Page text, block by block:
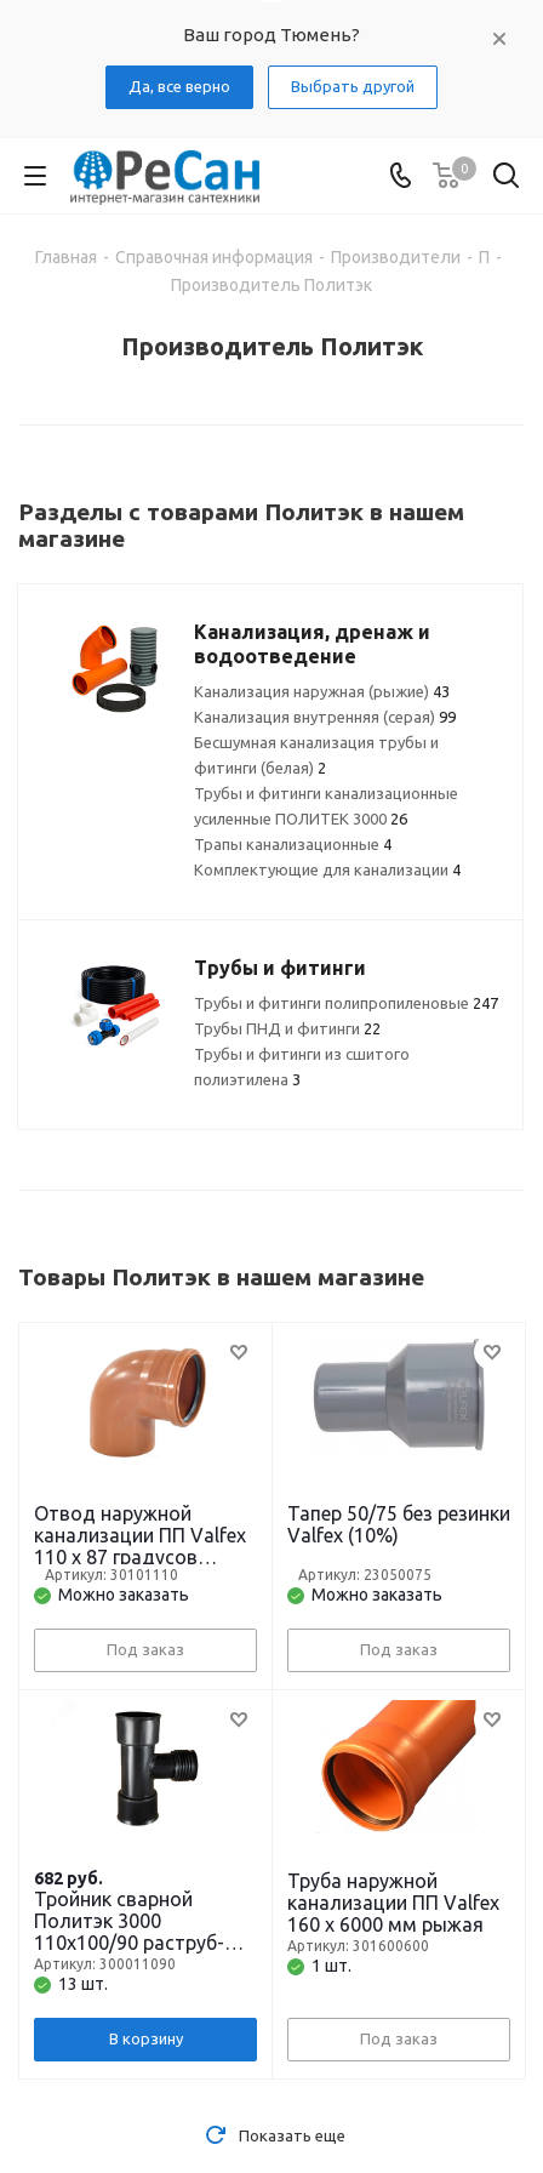
Ваш город Тюмень?
Да, все верно Выбрать другой
0
Главная - Справочная информация - Производители - П -
Производитель Политэк
Производитель Политэк
Разделы с товарами Политэк в нашем
магазине
Канализация, дренаж и
водоотведение
Канализация наружная (рыжие) 43
Канализация внутренняя (серая) 99
Бесшумная канализация трубы и
фитинги (белая) 2
Трубы и фитинги канализационные
усиленные ПОЛИТЕК 3000 26
Трапы канализационные 4
Комплектующие для канализации 4
Трубы и фитинги
Трубы и фитинги полипропиленовые 247
Трубы ПНД и фитинги 22
Трубы и фитинги из сшитого
полиэтилена 3
Товары Политэк в нашем магазине
Отвод наружной
канализации ПП Valfex
110 х 87 градусов
рыжий
Можно заказать
Артикул: 30101110
Под заказ
Тапер 50/75 без резинки
Valfex (10%)
Можно заказать
Артикул: 23050075
Под заказ
Тройник сварной
Политэк 3000
110х100/90 раструб-
раструб
13 шт.
Артикул: 300011090
682 руб.
В корзину
Труба наружной
канализации ПП Valfex
160 х 6000 мм рыжая
1 шт.
Артикул: 301600600
Под заказ
Показать еще